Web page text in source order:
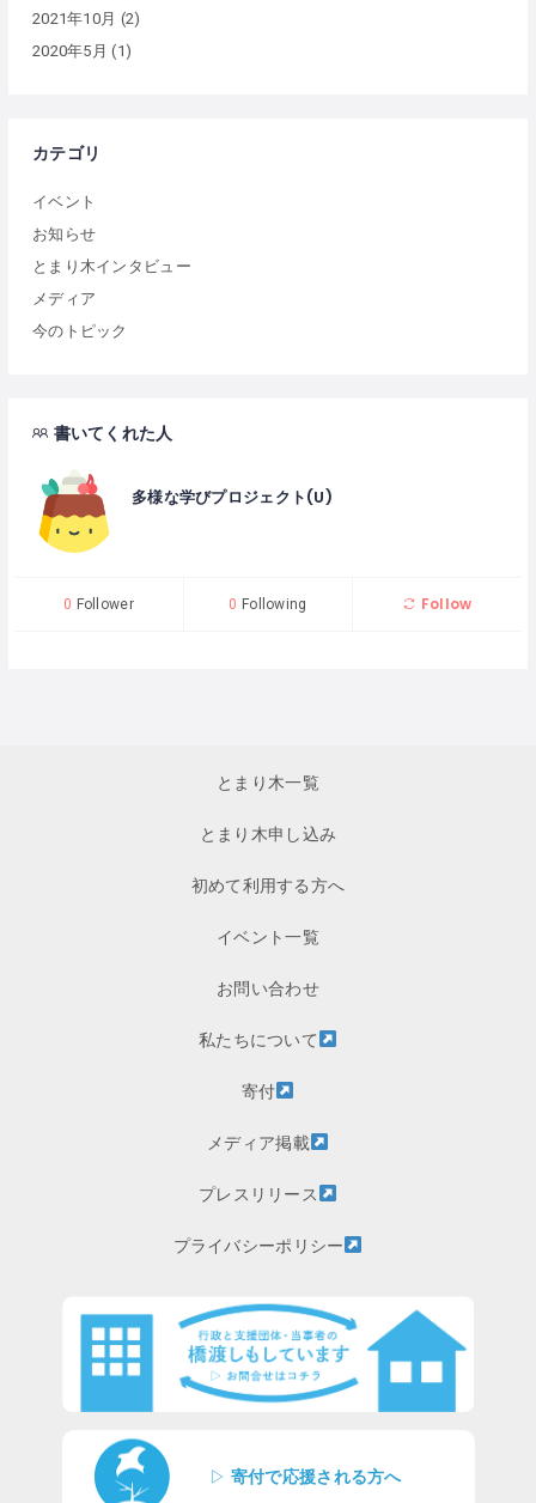
2021年10月 (2)
2020年5月 (1)
カテゴリ
イベント
お知らせ
とまり木インタビュー
メディア
今のトピック
書いてくれた人
多様な学びプロジェクト(U)
0 Follower 0 Following Follow
とまり木一覧
とまり木申し込み
初めて利用する方へ
イベント一覧
お問い合わせ
私たちについて
寄付
メディア掲載
プレスリリース
プライバシーポリシー
▷ 寄付で応援される方へ